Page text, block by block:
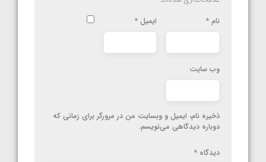
نام * ایمیل *
وب‌ سایت
ذخیره نام، ایمیل و وبسایت من در مرورگر برای زمانی که
دوباره دیدگاهی می‌نویسم.
دیدگاه *